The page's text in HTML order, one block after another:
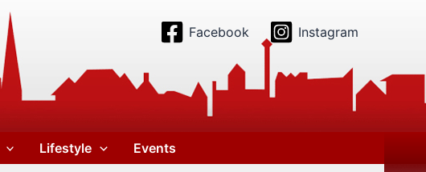
Facebook Instagram
Lifestyle Events